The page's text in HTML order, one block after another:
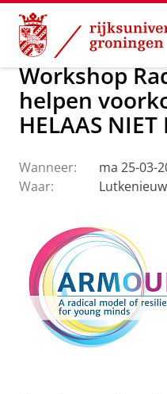
Skip
Content
Skip
Navigation
Over ons
Workshop
helpen
HELAAS NIET
Wanneer:
ma 25-03-
Waar: